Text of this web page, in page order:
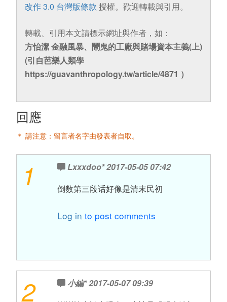
改作 3.0 台灣版條款 授權。歡迎轉載與引用。
轉載、引用本文請標示網址與作者，如：
方怡潔 金融風暴、鬧鬼的工廠與賭場資本主義(上)
(引自芭樂人類學
https://guavanthropology.tw/article/4871 ）
回應
＊ 請注意：留言者名字由發表者自取。
1 Lxxxdoo*2017-05-05 07:42
倒数第三段话好像是清末民初
Log in to post comments
2 小編*2017-05-07 09:39